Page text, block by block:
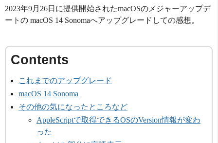
2023年9月26日に提供開始されたmacOSのメジャーアップデ
ートの macOS 14 Sonomaへアップグレードしての感想。
これまでのアップグレード
macOS 14 Sonoma
その他の気になったところなど
AppleScriptで取得できるOSのVersion情報が変わ
った